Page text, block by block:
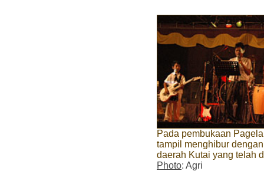
Pada pembukaan
tampil menghibur
daerah Kutai yang telah
Photo: Agri